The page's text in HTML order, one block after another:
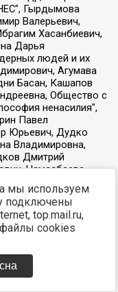
мы используем
подключены
top.mail.ru,
cookies